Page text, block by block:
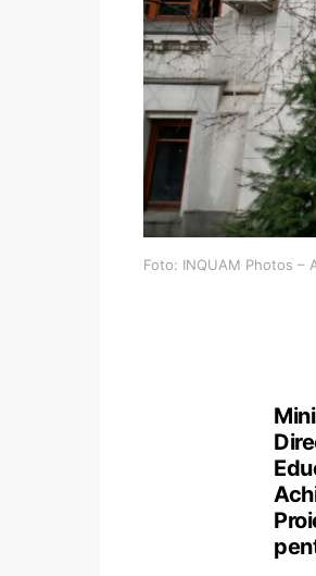
Foto: INQUAM Photos –